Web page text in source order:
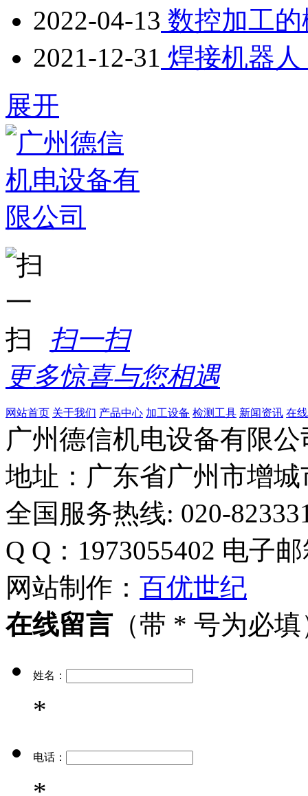
2022-04-13 数控加工
2021-12-31 焊接机器
展开
扫一扫
更多惊喜与您相遇
网站首页 关于我们 产品中心 加工设备 检测工具 新闻资讯 在
广州德信机电设备有限
地址：广东省广州市增
全国服务热线: 020-
Q Q：1973055402 电子
网站制作： 百优世纪
在线留言（带 * 号为必填
姓名：
*
电话：